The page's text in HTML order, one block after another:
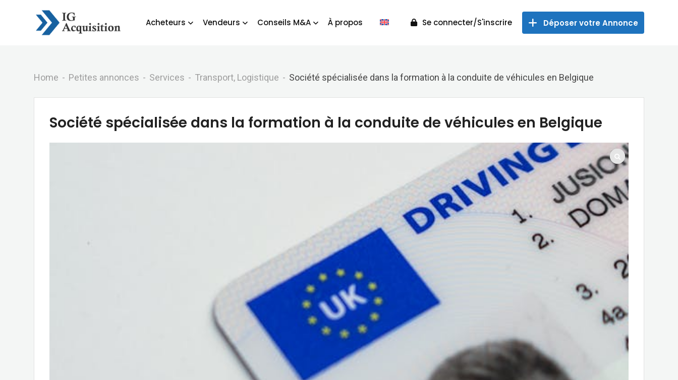
Déposer votre Annonce
Se connecter/S'inscrire
Acheteurs Vendeurs Conseils M&A À propos
Home Petites annonces Services Transport, Logistique Société spécialisée dans la formation à la conduite de véhicules en Belgique
Société spécialisée dans la formation à la conduite de véhicules en Belgique